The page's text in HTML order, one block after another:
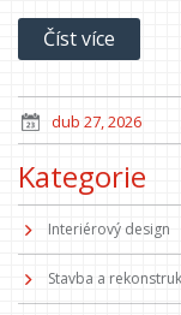
Číst více
dub 27, 2026
Kategorie
Interiérový design
Stavba a